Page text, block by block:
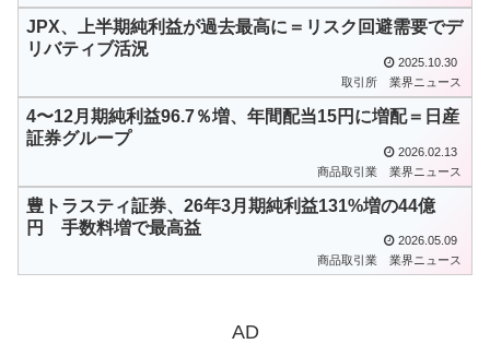
JPX、上半期純利益が過去最高に＝リスク回避需要でデ
リバティブ活況
2025.10.30
取引所
業界ニュース
4〜12月期純利益96.7％増、年間配当15円に増配＝日産
証券グループ
2026.02.13
商品取引業
業界ニュース
豊トラスティ証券、26年3月期純利益131%増の44億
円 手数料増で最高益
2026.05.09
商品取引業
業界ニュース
AD